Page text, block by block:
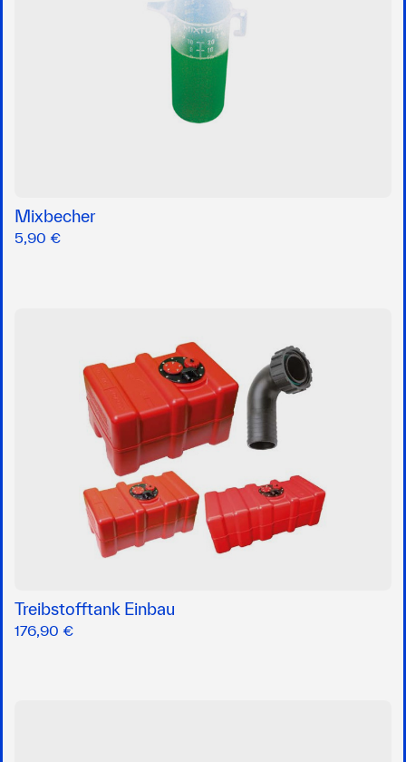
Mixbecher
5,90 €
Treibstofftank Einbau
176,90 €